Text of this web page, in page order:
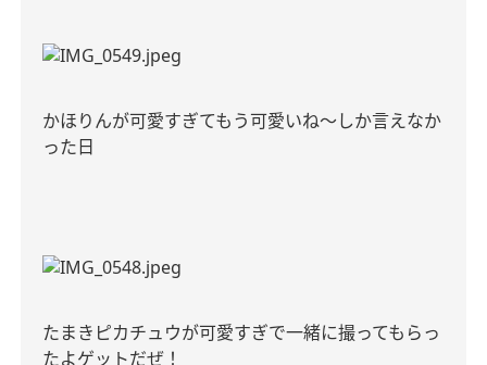
かほりんが可愛すぎてもう可愛いね〜しか言えなか
った日
たまきピカチュウが可愛すぎで一緒に撮ってもらっ
たよゲットだぜ！